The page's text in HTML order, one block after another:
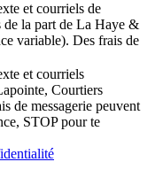
et courriels de
de la part de La Haye &
variable). Des frais de
et courriels
Courtiers
de messagerie peuvent
STOP pour te